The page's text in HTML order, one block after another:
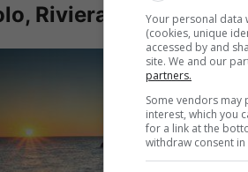
Riviera del Conero
Your personal data
(cookies, unique
accessed by and
site. We and our
partners.
Some vendors
interest, which you
for a link at the
withdraw consent